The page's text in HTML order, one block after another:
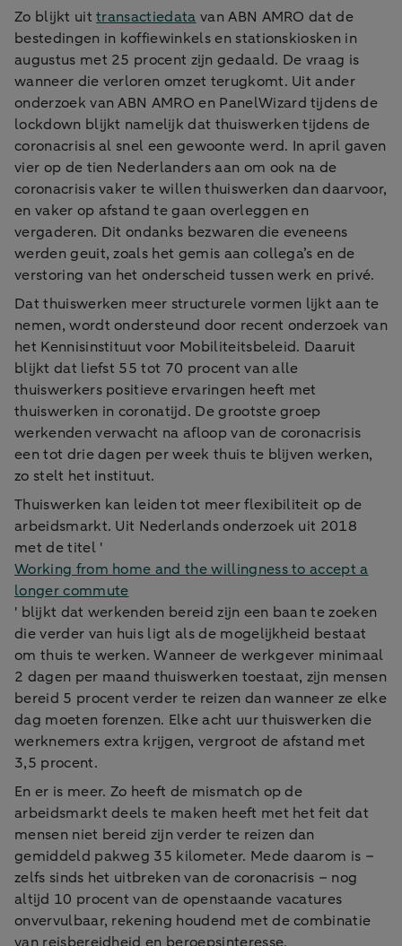
Zo blijkt uittransactiedata van ABN AMRO dat de
bestedingen in koffiewinkels en stationskiosken in
augustus met 25 procent zijn gedaald. De vraag is
wanneer die verloren omzet terugkomt. Uit ander
onderzoek van ABN AMRO en PanelWizard tijdens de
lockdown blijkt namelijk dat thuiswerken tijdens de
coronacrisis al snel een gewoonte werd. In april gaven
vier op de tien Nederlanders aan om ook na de
coronacrisis vaker te willen thuiswerken dan daarvoor,
en vaker op afstand te gaan overleggen en
vergaderen. Dit ondanks bezwaren die eveneens
werden geuit, zoals het gemis aan collega’s en de
verstoring van het onderscheid tussen werk en privé.
Dat thuiswerken meer structurele vormen lijkt aan te
nemen, wordt ondersteund door recent onderzoek van
het Kennisinstituut voor Mobiliteitsbeleid. Daaruit
blijkt dat liefst 55 tot 70 procent van alle
thuiswerkers positieve ervaringen heeft met
thuiswerken in coronatijd. De grootste groep
werkenden verwacht na afloop van de coronacrisis
een tot drie dagen per week thuis te blijven werken,
zo stelt het instituut.
Thuiswerken kan leiden tot meer flexibiliteit op de
arbeidsmarkt. Uit Nederlands onderzoek uit 2018
met de titel '
Working from home and the willingness to accept a
longer commute
' blijkt dat werkenden bereid zijn een baan te zoeken
die verder van huis ligt als de mogelijkheid bestaat
om thuis te werken. Wanneer de werkgever minimaal
2 dagen per maand thuiswerken toestaat, zijn mensen
bereid 5 procent verder te reizen dan wanneer ze elke
dag moeten forenzen. Elke acht uur thuiswerken die
werknemers extra krijgen, vergroot de afstand met
3,5 procent.
En er is meer. Zo heeft de mismatch op de
arbeidsmarkt deels te maken heeft met het feit dat
mensen niet bereid zijn verder te reizen dan
gemiddeld pakweg 35 kilometer. Mede daarom is –
zelfs sinds het uitbreken van de coronacrisis ­– nog
altijd 10 procent van de openstaande vacatures
onvervulbaar, rekening houdend met de combinatie